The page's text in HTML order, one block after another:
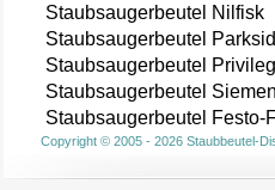
Staubsaugerbeutel Nilfisk
Staubsaugerbeutel
Staubsaugerbeutel Privileg
Staubsaugerbeutel
Staubsaugerbeutel Festo-
Copyright © 2005 - 2026 Staubbeutel-